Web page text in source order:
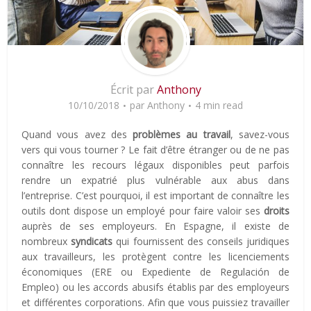
Écrit parAnthony
10/10/2018 par Anthony 4 min read
Quand vous avez desproblèmes au travail, savez-vous
vers qui vous tourner ? Le fait d’être étranger ou de ne pas
connaître les recours légaux disponibles peut parfois
rendre un expatrié plus vulnérable aux abus dans
l’entreprise. C’est pourquoi, il est important de connaître les
outils dont dispose un employé pour faire valoir ses droits
auprès de ses employeurs. En Espagne, il existe de
nombreuxsyndicats qui fournissent des conseils juridiques
aux travailleurs, les protègent contre les licenciements
économiques (ERE ou Expediente de Regulación de
Empleo) ou les accords abusifs établis par des employeurs
et différentes corporations. Afin que vous puissiez travailler